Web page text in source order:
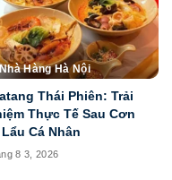
Nhà Hàng Hà Nội
Thái Phiên: Trải
Thực Tế Sau Cơn
Cá Nhân
8 3, 2026